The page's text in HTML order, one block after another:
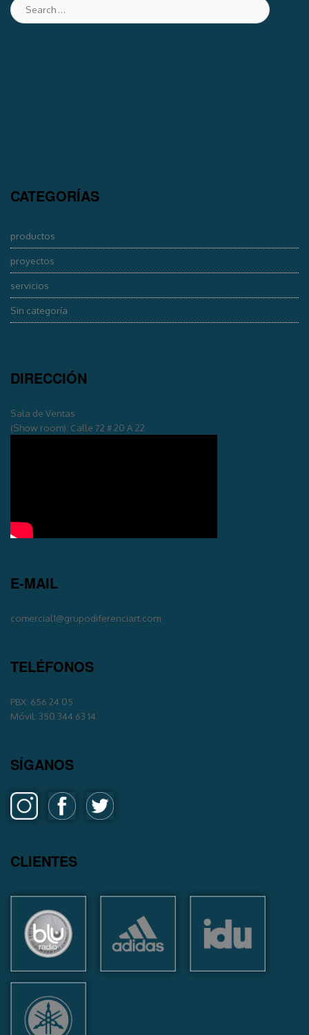
CATEGORÍAS
productos
proyectos
servicios
Sin categoría
DIRECCIÓN
Sala de Ventas
(Show room): Calle 72 # 20 A 22
E-MAIL
comercial1@grupodiferenciart.com
TELÉFONOS
PBX: 656 24 05
Móvil: 350 344 63 14
SÍGANOS
CLIENTES